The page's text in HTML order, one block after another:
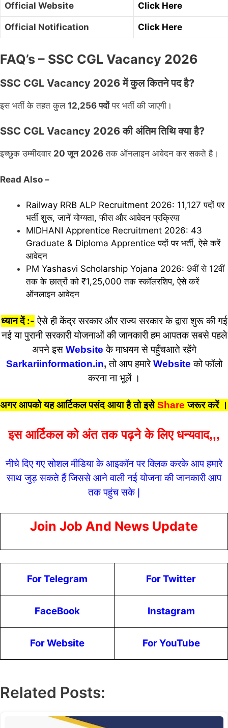
Official Website Click Here
Official Notification Click Here
FAQ’s – SSC CGL Vacancy 2026
SSC CGL Vacancy 2026 में कुल कितने पद है?
इस भर्ती के तहत कुल 12,256 पदोंपर भर्ती की जाएगी।
SSC CGL Vacancy 2026 की अंतिम तिथि क्या है?
इच्छुक उम्मीदवार 20 जून 2026 तक ऑनलाइन आवेदन कर सकते है।
Read Also –
Railway RRB ALP Recruitment 2026: 11,127 पदों पर
भर्ती शुरू, जानें योग्यता, फीस और आवेदन प्रक्रिया
MIDHANI Apprentice Recruitment 2026: 43
Graduate & Diploma Apprentice पदों पर भर्ती, ऐसे करें
आवेदन
PM Yashasvi Scholarship Yojana 2026: 9वीं से 12वीं
तक के छात्रों को ₹1,25,000 तक स्कॉलरशिप, ऐसे करें
ऑनलाइन आवेदन
ध्यान दें :- ऐसे ही केंद्र सरकार और राज्य सरकार के द्वारा शुरू की गई
नई या पुरानी सरकारी योजनाओं की जानकारी हम आपतक सबसे पहले
अपने इसWebsite के माधयम से पहुँचआते रहेंगे
Sarkariinformation.in,तो आप हमारेWebsiteको फॉलो
करना ना भूलें ।
अगर आपको यह आर्टिकल पसंद आया है तो इसेShare जरूर करें ।
इस आर्टिकल को अंत तक पढ़ने के लिए धन्यवाद,,,
नीचे दिए गए सोशल मीडिया के आइकॉन पर क्लिक करके आप हमारे
साथ जुड़ सकते हैं जिससे आने वाली नई योजना की जानकारी आप
तक पहुंच सके |
Join Job And News Update
For Telegram For Twitter
FaceBook Instagram
For Website For YouTube
Related Posts: